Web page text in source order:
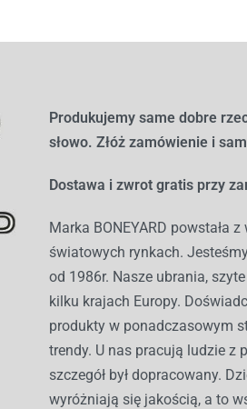
Produkujemy same dobre
słowo. Złóż zamówienie i
Dostawa i zwrot gratis przy
Marka BONEYARD powstała
światowych rynkach.
od 1986r. Nasze ubrania,
kilku krajach Europy.
produkty w ponadczasowym
trendy. U nas pracują ludzie z
szczegół był dopracowany.
wyróżniają się jakością, a to